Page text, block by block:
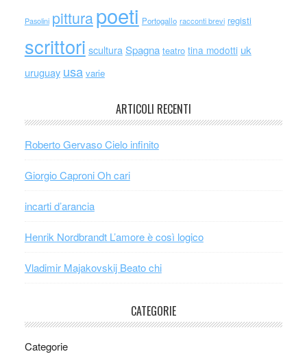
Pasolini pitturapoeti Portogallo racconti brevi registi
scrittori scultura Spagna teatro tina modotti uk
uruguay usa varie
ARTICOLI RECENTI
Roberto Gervaso Cielo infinito
Giorgio Caproni Oh cari
incarti d’arancia
Henrik Nordbrandt L’amore è così logico
Vladimir Majakovskij Beato chi
CATEGORIE
Categorie